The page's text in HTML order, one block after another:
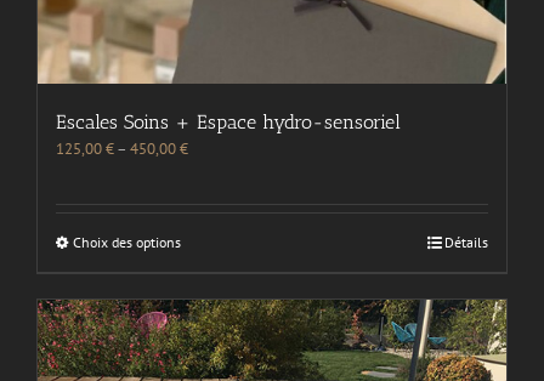
Escales Soins + Espace hydro-sensoriel
125,00€– 450,00€
Choix des options Détails